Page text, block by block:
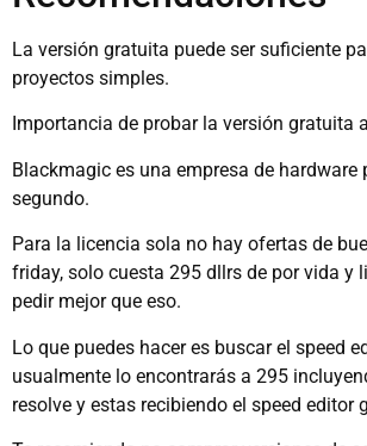
La versión gratuita puede ser suficiente
proyectos simples.
Importancia de probar la versión gratuita
Blackmagic es una empresa de hardware
segundo.
Para la licencia sola no hay ofertas de
friday, solo cuesta 295 dllrs de por vida y
pedir mejor que eso.
Lo que puedes hacer es buscar el speed
usualmente lo encontrarás a 295
resolve y estas recibiendo el speed editor